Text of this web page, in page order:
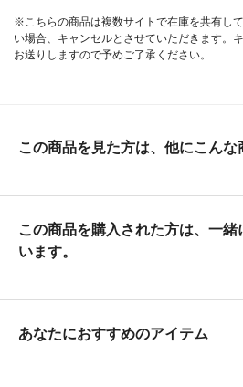
※こちらの商品は複数サイトで在庫を共有し
い場合、キャンセルとさせていただきます。
お送りしますので予めご了承ください。
この商品を見た方は、他にこん
この商品を購入された方は、一
います。
あなたにおすすめのアイテム